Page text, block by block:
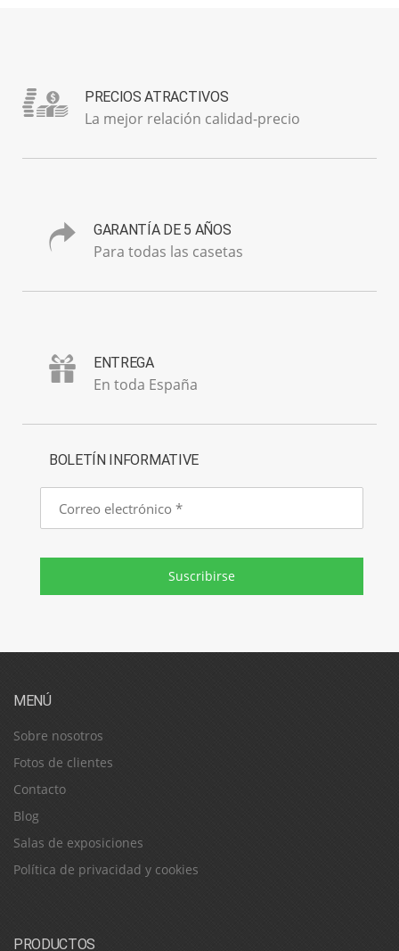
PRECIOS ATRACTIVOS
La mejor relación calidad-precio
GARANTÍA DE 5 AÑOS
Para todas las casetas
ENTREGA
En toda España
BOLETÍN INFORMATIVE
Correo
electrónico
Suscribirse
MENÚ
Sobre nosotros
Fotos de clientes
Contacto
Blog
Salas de exposiciones
Política de privacidad y cookies
PRODUCTOS